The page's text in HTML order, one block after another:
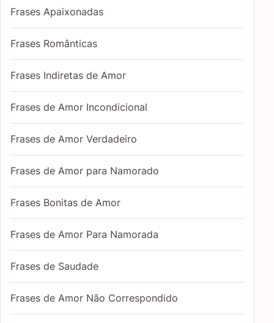
Frases Apaixonadas
Frases Românticas
Frases Indiretas de Amor
Frases de Amor Incondicional
Frases de Amor Verdadeiro
Frases de Amor para Namorado
Frases Bonitas de Amor
Frases de Amor Para Namorada
Frases de Saudade
Frases de Amor Não Correspondido